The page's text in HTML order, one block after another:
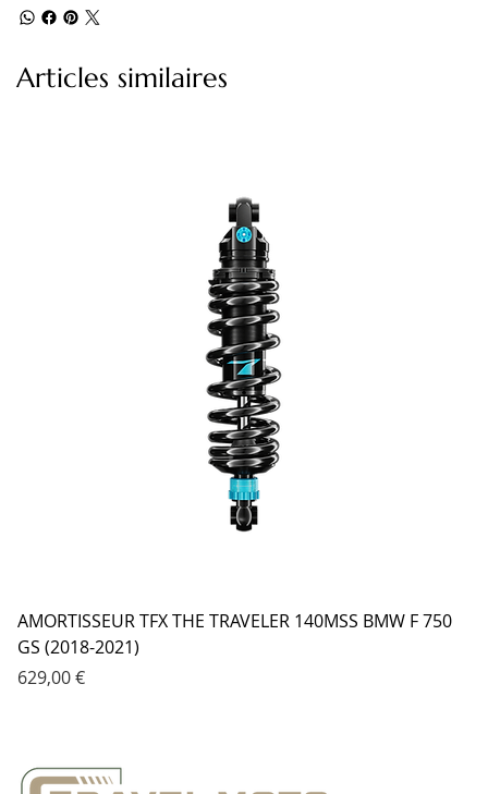
Articles similaires
AMORTISSEUR TFX THE TRAVELER 140MSS BMW F 750
GS (2018-2021)
Prix
629,00 €